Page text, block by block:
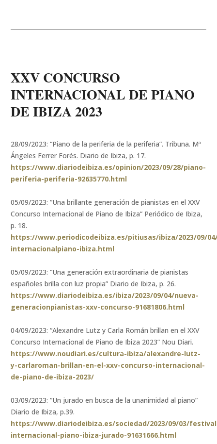
XXV CONCURSO
INTERNACIONAL DE PIANO
DE IBIZA 2023
28/09/2023: “Piano de la periferia de la periferia”. Tribuna. Mª
Ángeles Ferrer Forés. Diario de Ibiza, p. 17.
https://www.diariodeibiza.es/opinion/2023/09/28/piano-
periferia-periferia-92635770.html
05/09/2023: “Una brillante generación de pianistas en el XXV
Concurso Internacional de Piano de Ibiza” Periódico de Ibiza,
p. 18.
https://www.periodicodeibiza.es/pitiusas/ibiza/2023/09/
internacionalpiano-ibiza.html
05/09/2023: “Una generación extraordinaria de pianistas
españoles brilla con luz propia” Diario de Ibiza, p. 26.
https://www.diariodeibiza.es/ibiza/2023/09/04/nueva-
generacionpianistas-xxv-concurso-91681806.html
04/09/2023: “Alexandre Lutz y Carla Román brillan en el XXV
Concurso Internacional de Piano de Ibiza 2023” Nou Diari.
https://www.noudiari.es/cultura-ibiza/alexandre-lutz-
y-carlaroman-brillan-en-el-xxv-concurso-internacional-
de-piano-de-ibiza-2023/
03/09/2023: “Un jurado en busca de la unanimidad al piano”
Diario de Ibiza, p.39.
https://www.diariodeibiza.es/sociedad/2023/09/03/
internacional-piano-ibiza-jurado-91631666.html